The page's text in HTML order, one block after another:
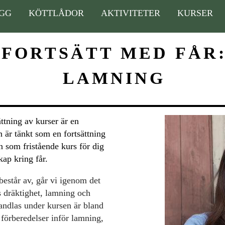
KÖTTLÅDOR AKTIVITETER KURSER
FORTSÄTT MED
LAMNING
av kurser är en
tänkt som en fortsättning
som fristående kurs för dig
kring får.
av, går vi igenom det
dräktighet, lamning och
under kursen är bland
inför lamning,